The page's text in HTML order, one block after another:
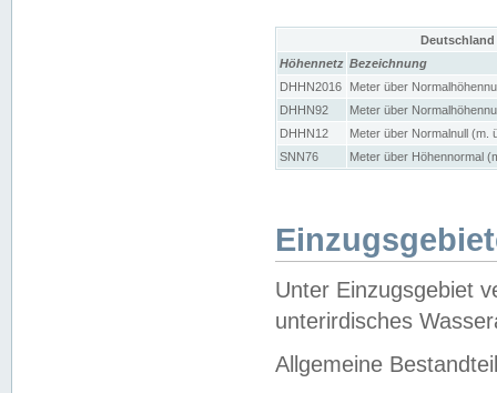
Höhennetz Bezeichnung
DHHN2016
Meter über
DHHN92
Meter über
DHHN12
Meter über Normalnull (m.
SNN76
Meter über Höhennormal
Unter Einzugsgebiet
unterirdisches
Allgemeine